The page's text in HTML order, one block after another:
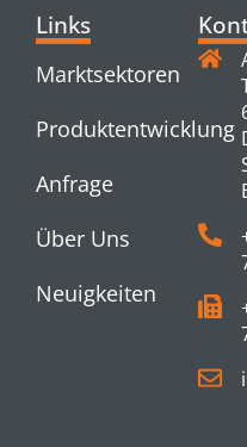
Links
Marktsektoren
Produktentwicklung
Anfrage
Über Uns
Neuigkeiten